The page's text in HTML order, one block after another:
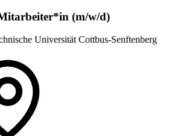
(m/w/d)
Universität Cottbus-Senftenberg